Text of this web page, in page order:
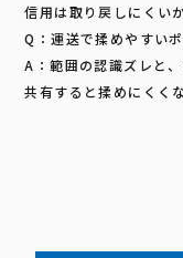
信用は取り戻しにくい
Q：運送で揉めやすい
A：範囲の認識ズレと
共有すると揉めにくく